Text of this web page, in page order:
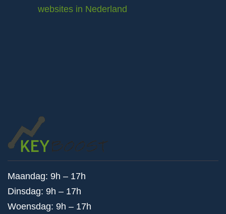
websites in Nederland
Maandag: 9h – 17h
Dinsdag: 9h – 17h
Woensdag: 9h – 17h